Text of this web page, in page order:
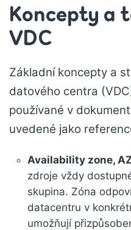
Koncepty a
VDC
Základní koncepty a
datového centra
používané v
uvedené jako
Availability zone,
zdroje vždy
skupina. Zóna
datacentru v
umožňují